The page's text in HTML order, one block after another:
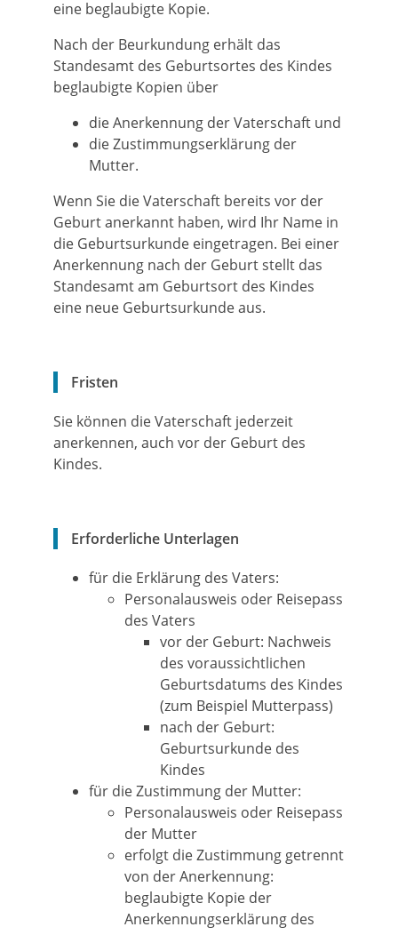
eine beglaubigte Kopie.
Nach der Beurkundung erhält das
Standesamt des Geburtsortes des Kindes
beglaubigte Kopien über
die Anerkennung der Vaterschaft und
die Zustimmungserklärung der
Mutter.
Wenn Sie die Vaterschaft bereits vor der
Geburt anerkannt haben, wird Ihr Name in
die Geburtsurkunde eingetragen. Bei einer
Anerkennung nach der Geburt stellt das
Standesamt am Geburtsort des Kindes
eine neue Geburtsurkunde aus.
Fristen
Sie können die Vaterschaft jederzeit
anerkennen, auch vor der Geburt des
Kindes.
Erforderliche Unterlagen
für die Erklärung des Vaters:
Personalausweis oder Reisepass
des Vaters
vor der Geburt: Nachweis
des voraussichtlichen
Geburtsdatums des Kindes
(zum Beispiel Mutterpass)
nach der Geburt:
Geburtsurkunde des
Kindes
für die Zustimmung der Mutter:
Personalausweis oder Reisepass
der Mutter
erfolgt die Zustimmung getrennt
von der Anerkennung:
beglaubigte Kopie der
Anerkennungserklärung des